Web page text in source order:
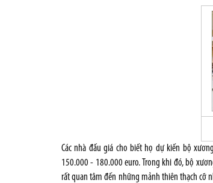
Các nhà đấu giá cho biết họ dự kiến bộ
150.000 - 180.000 euro. Trong khi đó, bộ
rất quan tâm đến những mảnh thiên thạch cỡ